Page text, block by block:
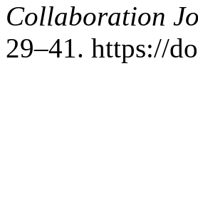
Collaboration
29–41. https://